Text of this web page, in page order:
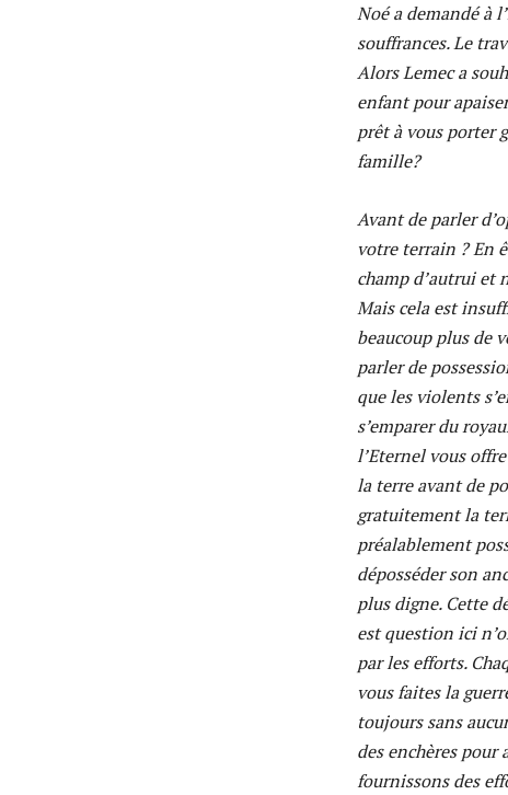
Noé a demandé à
souffrances. Le
Alors Lemec a
enfant pour
prêt à vous porter
famille?
Avant de parler
votre terrain ? En
champ d’autrui et
Mais cela est
beaucoup plus de
parler de
que les violents
s’emparer du
l’Eternel vous
la terre avant de
gratuitement la
préalablement
déposséder son
plus digne. Cette
est question ici
par les efforts.
vous faites la
toujours sans
des enchères pour
fournissons des